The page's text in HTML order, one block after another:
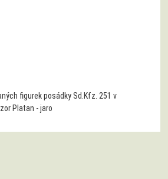
figurek posádky Sd.Kfz. 251 v
Platan - jaro